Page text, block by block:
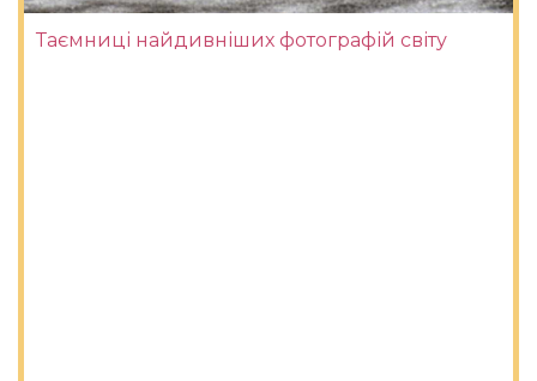
Таємниці найдивніших фотографій світу